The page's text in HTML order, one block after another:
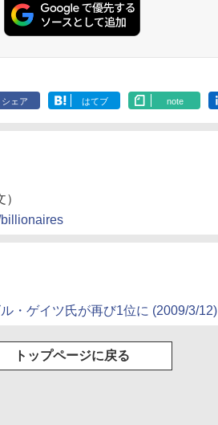
シェア はてブ note
・ゲイツ氏が再び1位に (2009/3/12)
トップページに戻る